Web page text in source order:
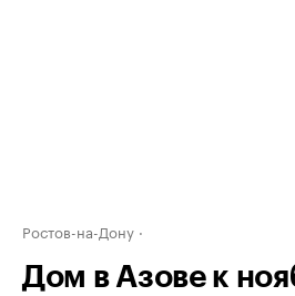
Ростов-на-Дону
Дом в Азове к